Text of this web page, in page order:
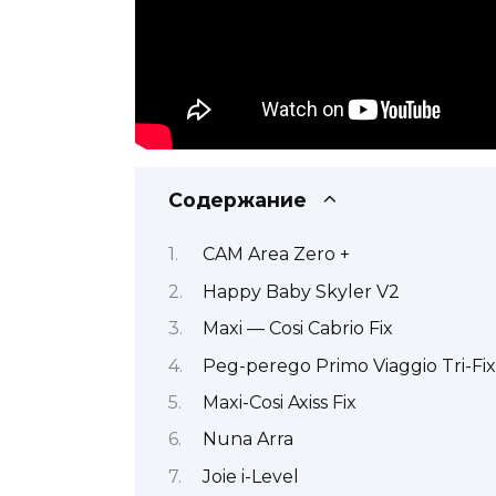
Содержание
CAM Area Zero +
Happy Baby Skyler V2
Maxi — Cosi Cabrio Fix
Peg-perego Primo Viaggio Tri-Fix
Maxi-Cosi Axiss Fix
Nuna Arra
Joie i-Level